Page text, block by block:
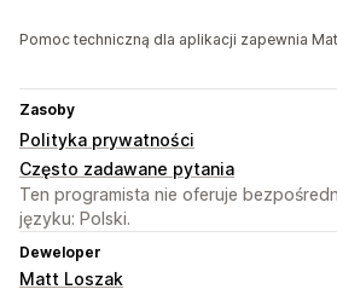
Pomoc techniczną dla aplikacji zapewnia
Zasoby
Polityka prywatności
Często zadawane pytania
Ten programista nie oferuje
języku: Polski.
Deweloper
Matt Loszak